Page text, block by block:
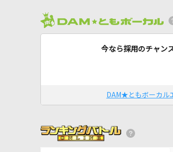
今なら採用のチャン
DAM★ともボーカル